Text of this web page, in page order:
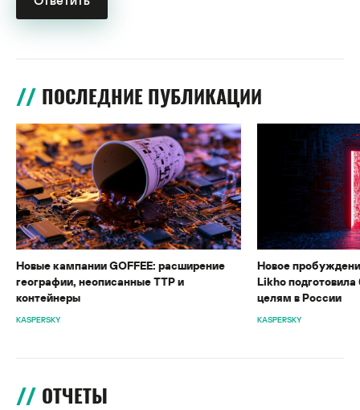
ПОСЛЕДНИЕ ПУБЛИКАЦИИ
Новые кампании GOFFEE: расширение
географии, неописанные TTP и
контейнеры
KASPERSKY
Новое
Likho
целям в России
KASPERSKY
ОТЧЕТЫ